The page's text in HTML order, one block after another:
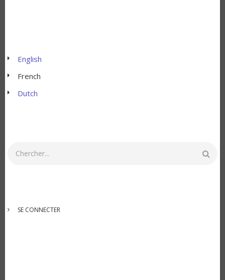
English
French
Dutch
Rechercher
MENU
SE CONNECTER